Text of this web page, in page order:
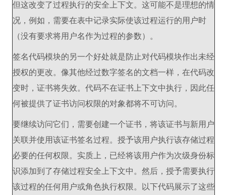
但这改变了过程执行的安全上下文。这可能不是理想的情
况，例如，需要在表中记录实际使该过程运行的用户时
（没有要求将用户名作为过程的参数）。
签名代码模块的另一个好处就是防止对代码模块作出未经
授权的更改。像其他经过数字签名的文档一样，在代码改
变时，证书将失效。代码不在证书上下文中执行，因此任
何被提供了证书访问权限的对象都将不可访问。
要继续访问它们，需要创建一个证书，将该证书与新用户
关联并使用该证书签名过程。授予该用户执行该存储过程
必要的任何权限。实质上，已经将该用户作为次级身份标
识添加到了存储过程安全上下文中。然后，授予需要执行
该过程的任何用户或角色执行权限。以下代码展示了这些